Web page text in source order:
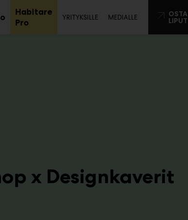
Avaa
Habitare
Pro
AvaaToissijainen
YRITYKSILLE MEDIALLE OSTA
LIPUT
x Designkaverit